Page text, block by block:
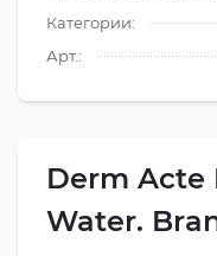
Категории:
Арт.:
Derm Acte
Water.